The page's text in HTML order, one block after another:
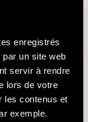
enregistrés
un site web
servir à rendre
lors de votre
les contenus et
exemple.